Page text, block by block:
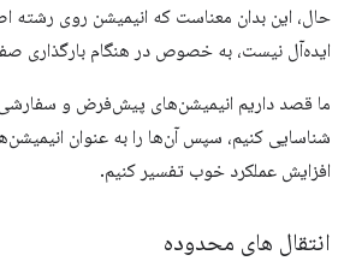
حال، این بدان معناست که انیمیشن روی رشته
ایده‌آل نیست، به خصوص در هنگام بارگذاری
ما قصد داریم انیمیشن‌های پیش‌فرض و
شناسایی کنیم، سپس آن‌ها را به عنوان
افزایش عملکرد خوب تفسیر کنیم.
انتقال های محدوده